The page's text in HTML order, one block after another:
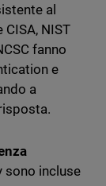
al
NIST
fanno
e
a
sono incluse